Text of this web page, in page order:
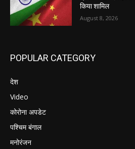
किया शामिल
August 8, 2026
POPULAR CATEGORY
देश
Video
कोरोना अपडेट
पश्चिम बंगाल
मनोरंजन